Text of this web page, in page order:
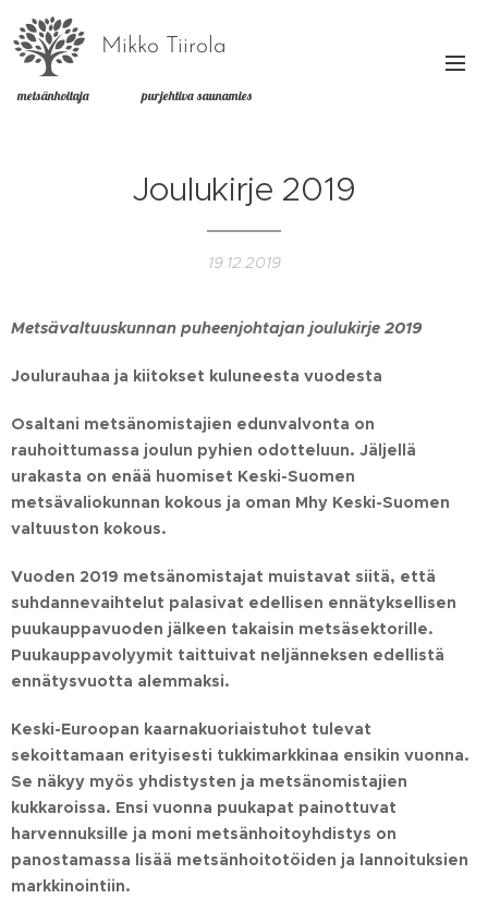
Mikko Tiirola
metsänhoitaja purjehtiva saunamies
Joulukirje 2019
19.12.2019
Metsävaltuuskunnan puheenjohtajan joulukirje 2019
Joulurauhaa ja kiitokset kuluneesta vuodesta
Osaltani metsänomistajien edunvalvonta on
rauhoittumassa joulun pyhien odotteluun. Jäljellä
urakasta on enää huomiset Keski-Suomen
metsävaliokunnan kokous ja oman Mhy Keski-Suomen
valtuuston kokous.
Vuoden 2019 metsänomistajat muistavat siitä, että
suhdannevaihtelut palasivat edellisen ennätyksellisen
puukauppavuoden jälkeen takaisin metsäsektorille.
Puukauppavolyymit taittuivat neljänneksen edellistä
ennätysvuotta alemmaksi.
Keski-Euroopan kaarnakuoriaistuhot tulevat
sekoittamaan erityisesti tukkimarkkinaa ensikin vuonna.
Se näkyy myös yhdistysten ja metsänomistajien
kukkaroissa. Ensi vuonna puukapat painottuvat
harvennuksille ja moni metsänhoitoyhdistys on
panostamassa lisää metsänhoitotöiden ja lannoituksien
markkinointiin.